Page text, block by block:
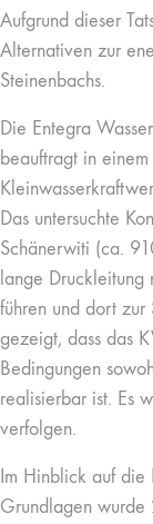
Aufgrund dieser
Alternativen zur
Steinenbachs.
Die Entegra
beauftragt in
Das untersuchte
Schänerwiti (ca.
lange
führen und dort zur
gezeigt, dass das
Bedingungen
realisierbar ist. Es
verfolgen.
Im Hinblick auf die
Grundlagen